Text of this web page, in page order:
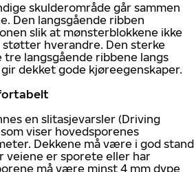
skulderområde går sammen
Den langsgående ribben
slik at mønsterblokkene ikke
støtter hverandre. Den sterke
tre langsgående ribbene langs
dekket gode kjøreegenskaper.
en slitasjevarsler (Driving
viser hovedsporenes
Dekkene må være i god stand
veiene er sporete eller har
må være minst 4 mm dype